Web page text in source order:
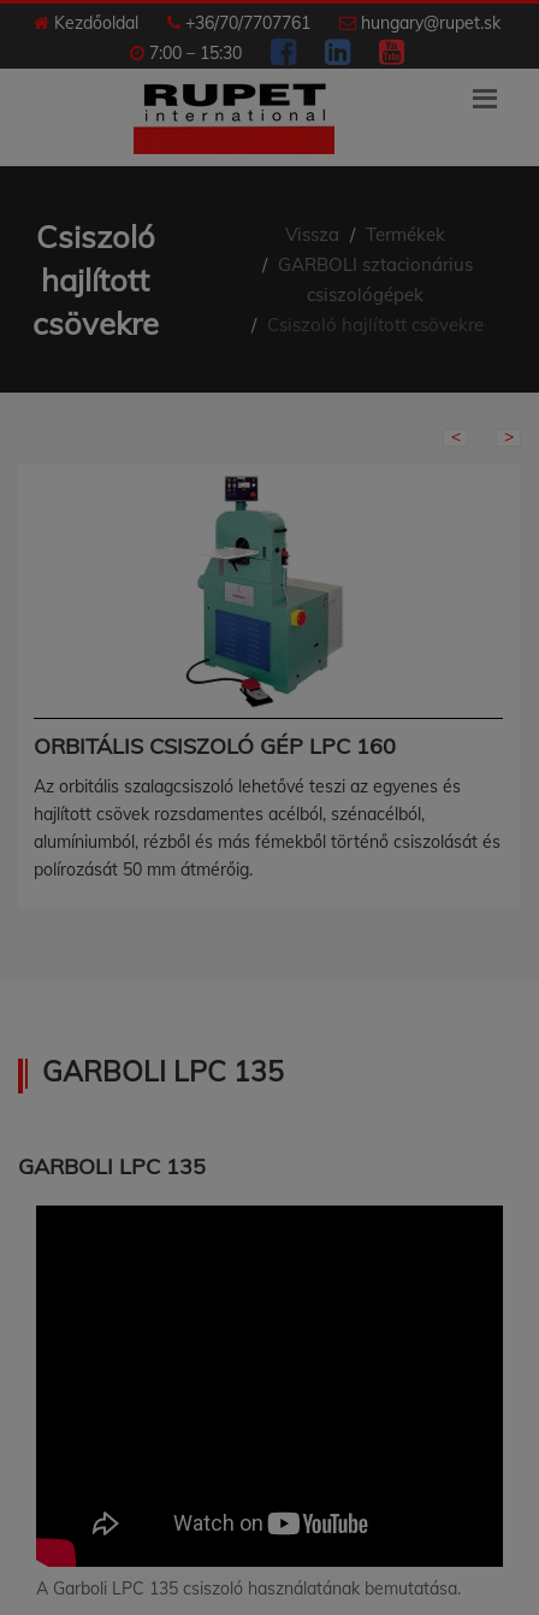
Kezdőoldal +36/70/7707761
hungary@rupet.sk
7:00 – 15:30
Csiszoló
hajlított
csövekre
Vissza
Termékek
GARBOLI sztacionárius
csiszológépek
Csiszoló hajlított csövekre
ORBITÁLIS CSISZOLÓ GÉP LPC 160
Az orbitális szalagcsiszoló lehetővé teszi az egyenes és
hajlított csövek rozsdamentes acélból, szénacélból,
alumíniumból, rézből és más fémekből történő csiszolását és
polírozását 50 mm átmérőig.
GARBOLI LPC 135
GARBOLI LPC 135
A Garboli LPC 135 csiszoló használatának bemutatása.